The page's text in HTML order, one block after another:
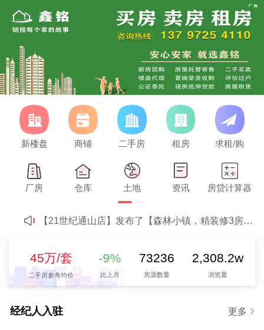
新楼盘 商铺 二手房 租房 求租/购
厂房 仓库 土地 资讯 房贷计算器
【王】发布了【求租两室房子】的求租信息
欢迎【21世纪西站店-21世纪通山店】强势入驻
【21世纪通山店】发布了【森林小镇，精装修3房，拎包入住，送车位，证满 2】的二手房信息
【21世纪通山店】发布了【森林小镇，全新精装修3房，可领补贴，拎包入住】的二手房信息
【林】发布了【求棋牌室转让，或者可办营业执照的二楼】的求租信息
45万/套
4280元/m2
45万/套
二手房参考均价
新房参考均价
-9%
0%
比上月
73236
房源数量
2,308.2w
浏览量
经纪人入驻 更多